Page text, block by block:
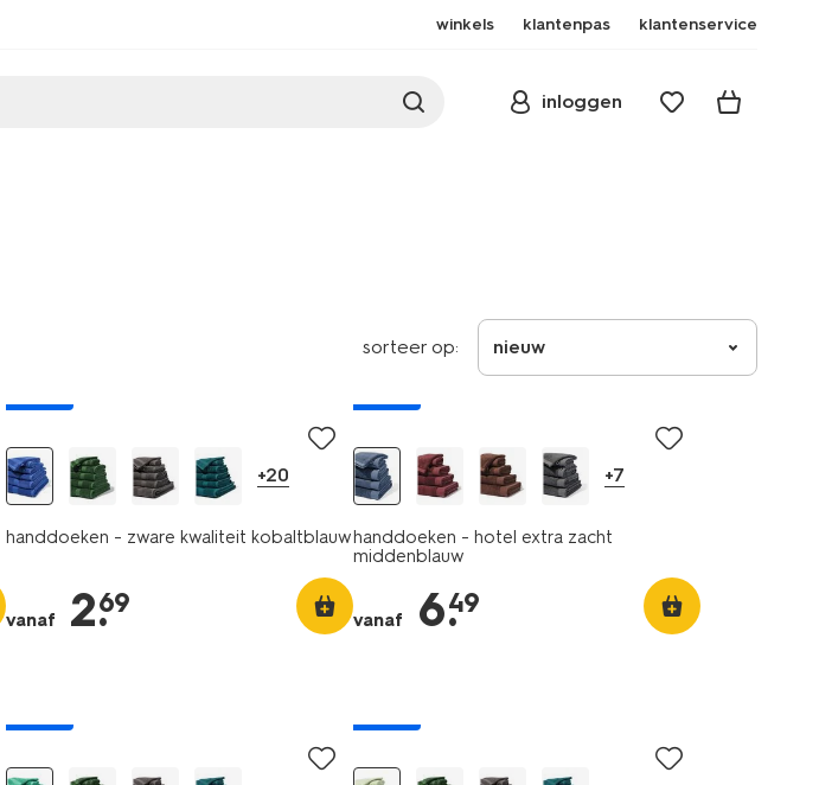
winkels klantenpas klantenservice
inloggen
sorteer op: nieuw
+20
handdoeken - zware kwaliteit kobaltblauw
vanaf 2.
69
+7
handdoeken - hotel extra zacht
middenblauw
vanaf 6.
49